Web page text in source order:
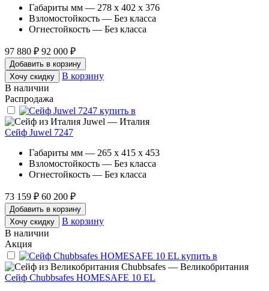
Габариты мм — 278 x 402 x 376
Взломостойкость — Без класса
Огнестойкость — Без класса
97 880 ₽ 92 000 ₽
Добавить в корзину
Хочу скидку
В корзину
В наличии
Распродажа
Juwel — Италия
Сейф Juwel 7247
Габариты мм — 265 x 415 x 453
Взломостойкость — Без класса
Огнестойкость — Без класса
73 159 ₽ 60 200 ₽
Добавить в корзину
Хочу скидку
В корзину
В наличии
Акция
Chubbsafes — Великобритания
Сейф Chubbsafes HOMESAFE 10 EL